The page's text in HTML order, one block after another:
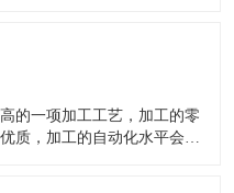
的一项加工工艺，加工的零
质，加工的自动化水平会比